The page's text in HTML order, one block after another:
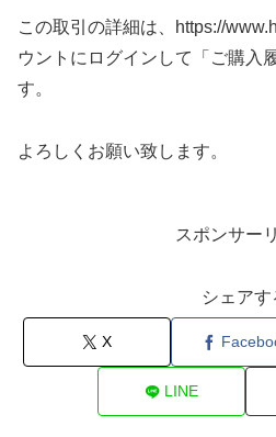
この取引の詳細は、https://
ウントにログインして「ご購入
す。
よろしくお願い致します。
スポンサー
シェアす
X
LINE